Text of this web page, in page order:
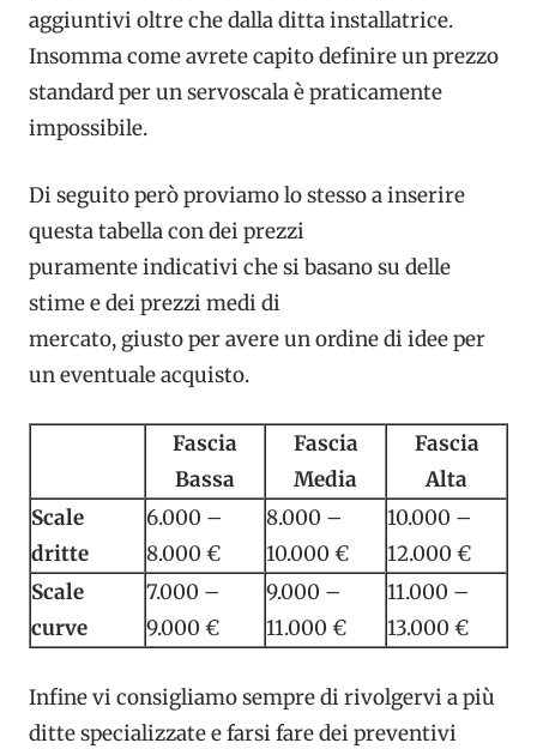
aggiuntivi oltre che dalla ditta installatrice.
Insomma come avrete capito definire un prezzo
standard per un servoscala è praticamente
impossibile.
Di seguito però proviamo lo stesso a inserire
questa tabella con dei prezzi
puramente indicativi che si basano su delle
stime e dei prezzi medi di
mercato, giusto per avere un ordine di idee per
un eventuale acquisto.
Fascia
Bassa
Fascia
Media
Fascia
Alta
Scale
dritte
6.000 –
8.000 €
8.000 –
10.000 €
10.000 –
12.000 €
Scale
curve
7.000 –
9.000 €
9.000 –
11.000 €
11.000 –
13.000 €
Infine vi consigliamo sempre di rivolgervi a più
ditte specializzate e farsi fare dei preventivi